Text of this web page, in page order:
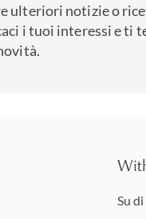
ulteriori notizie o
i tuoi interessi e ti
Su